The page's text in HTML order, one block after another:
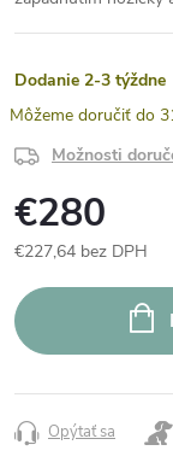
Dodanie 2-3 týždne
Možnosti
€280
€227,64 bez DPH
cena:
Opýtať sa